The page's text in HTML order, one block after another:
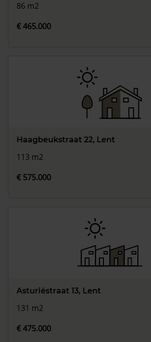
86 m2
€ 465.000
Haagbeukstraat 22, Lent
113 m2
€ 575.000
Asturiëstraat 13, Lent
131 m2
€ 475.000